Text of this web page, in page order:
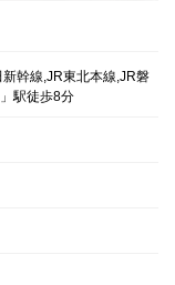
幹線,JR東北本線,JR磐
駅徒歩8分